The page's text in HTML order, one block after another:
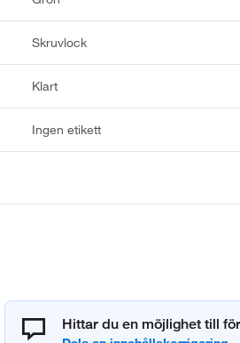
Skruvlock
Klart
Ingen etikett
Hittar du en möjlighet till